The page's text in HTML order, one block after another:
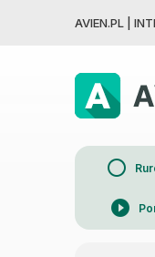
AVIEN.PL |
circle
play_circle_filled